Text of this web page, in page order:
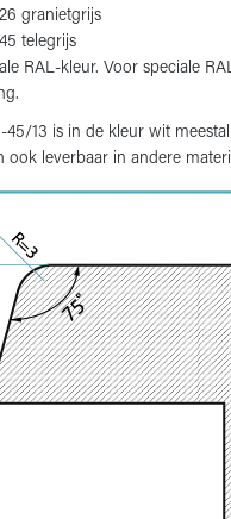
granietgrijs
telegrijs
RAL-kleur. Voor speciale
45/13 is in de kleur wit
ook leverbaar in andere